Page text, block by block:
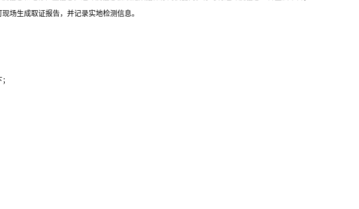
场生成取证报告，并记录实地检测信息。